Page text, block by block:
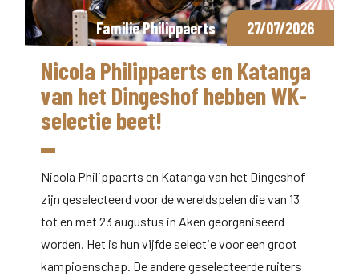
Familie Philippaerts 27/07/2026
Nicola Philippaerts en Katanga
van het Dingeshof hebben WK-
selectie beet!
Nicola Philippaerts en Katanga van het Dingeshof
zijn geselecteerd voor de wereldspelen die van 13
tot en met 23 augustus in Aken georganiseerd
worden. Het is hun vijfde selectie voor een groot
kampioenschap. De andere geselecteerde ruiters